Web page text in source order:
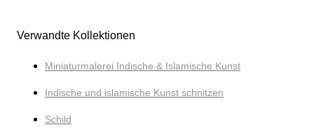
Verwandte Kollektionen
Miniaturmalerei Indische & Islamische Kunst
Indische und islamische Kunst schnitzen
Schild